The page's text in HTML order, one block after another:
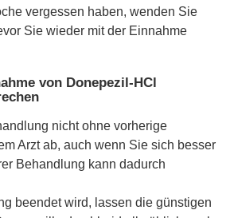
vergessen haben, wenden Sie
Sie wieder mit der Einnahme
von Donepezil-HCl
nicht ohne vorherige
Arzt ab, auch wenn Sie sich besser
Behandlung kann dadurch
beendet wird, lassen die günstigen